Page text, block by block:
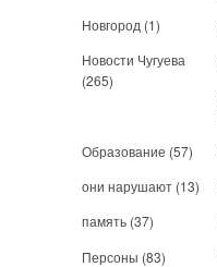
Новгород (1)
Новости Чугуева
(265)
Образование (57)
они нарушают (13)
память (37)
Персоны (83)